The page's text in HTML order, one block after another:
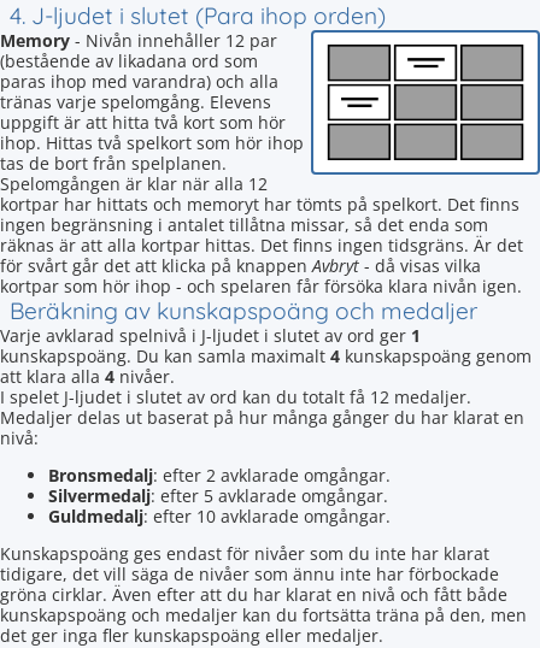
4. J-ljudet i slutet (Para ihop orden)
Memory - Nivån innehåller 12 par
(bestående av likadana ord som
paras ihop med varandra) och alla
tränas varje spelomgång. Elevens
uppgift är att hitta två kort som hör
ihop. Hittas två spelkort som hör ihop
tas de bort från spelplanen.
Spelomgången är klar när alla 12
kortpar har hittats och memoryt har tömts på spelkort. Det finns
ingen begränsning i antalet tillåtna missar, så det enda som
räknas är att alla kortpar hittas. Det finns ingen tidsgräns. Är det
för svårt går det att klicka på knappenAvbryt - då visas vilka
kortpar som hör ihop - och spelaren får försöka klara nivån igen.
Beräkning av kunskapspoäng och medaljer
Varje avklarad spelnivå i J-ljudet i slutet av ord ger 1
kunskapspoäng. Du kan samla maximalt 4 kunskapspoäng genom
att klara alla 4 nivåer.
I spelet J-ljudet i slutet av ord kan du totalt få 12 medaljer.
Medaljer delas ut baserat på hur många gånger du har klarat en
nivå:
Bronsmedalj: efter 2 avklarade omgångar.
Silvermedalj: efter 5 avklarade omgångar.
Guldmedalj: efter 10 avklarade omgångar.
Kunskapspoäng ges endast för nivåer som du inte har klarat
tidigare, det vill säga de nivåer som ännu inte har förbockade
gröna cirklar. Även efter att du har klarat en nivå och fått både
kunskapspoäng och medaljer kan du fortsätta träna på den, men
det ger inga fler kunskapspoäng eller medaljer.